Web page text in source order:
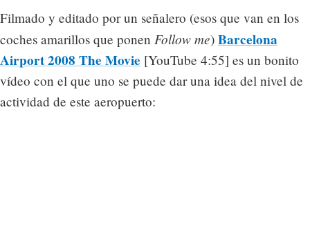
Filmado y editado por un señalero (esos que van en los
coches amarillos que ponen Follow me) Barcelona
Airport 2008 The Movie [YouTube 4:55] es un bonito
vídeo con el que uno se puede dar una idea del nivel de
actividad de este aeropuerto: